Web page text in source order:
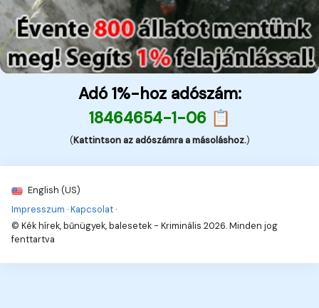
Adó 1%-hoz adószám:
18464654-1-06 📋
(Kattintson az adószámra a másoláshoz.)
English (US)
Impresszum ·Kapcsolat ·
© Kék hírek, bűnügyek, balesetek - Kriminális 2026. Minden jog
fenttartva